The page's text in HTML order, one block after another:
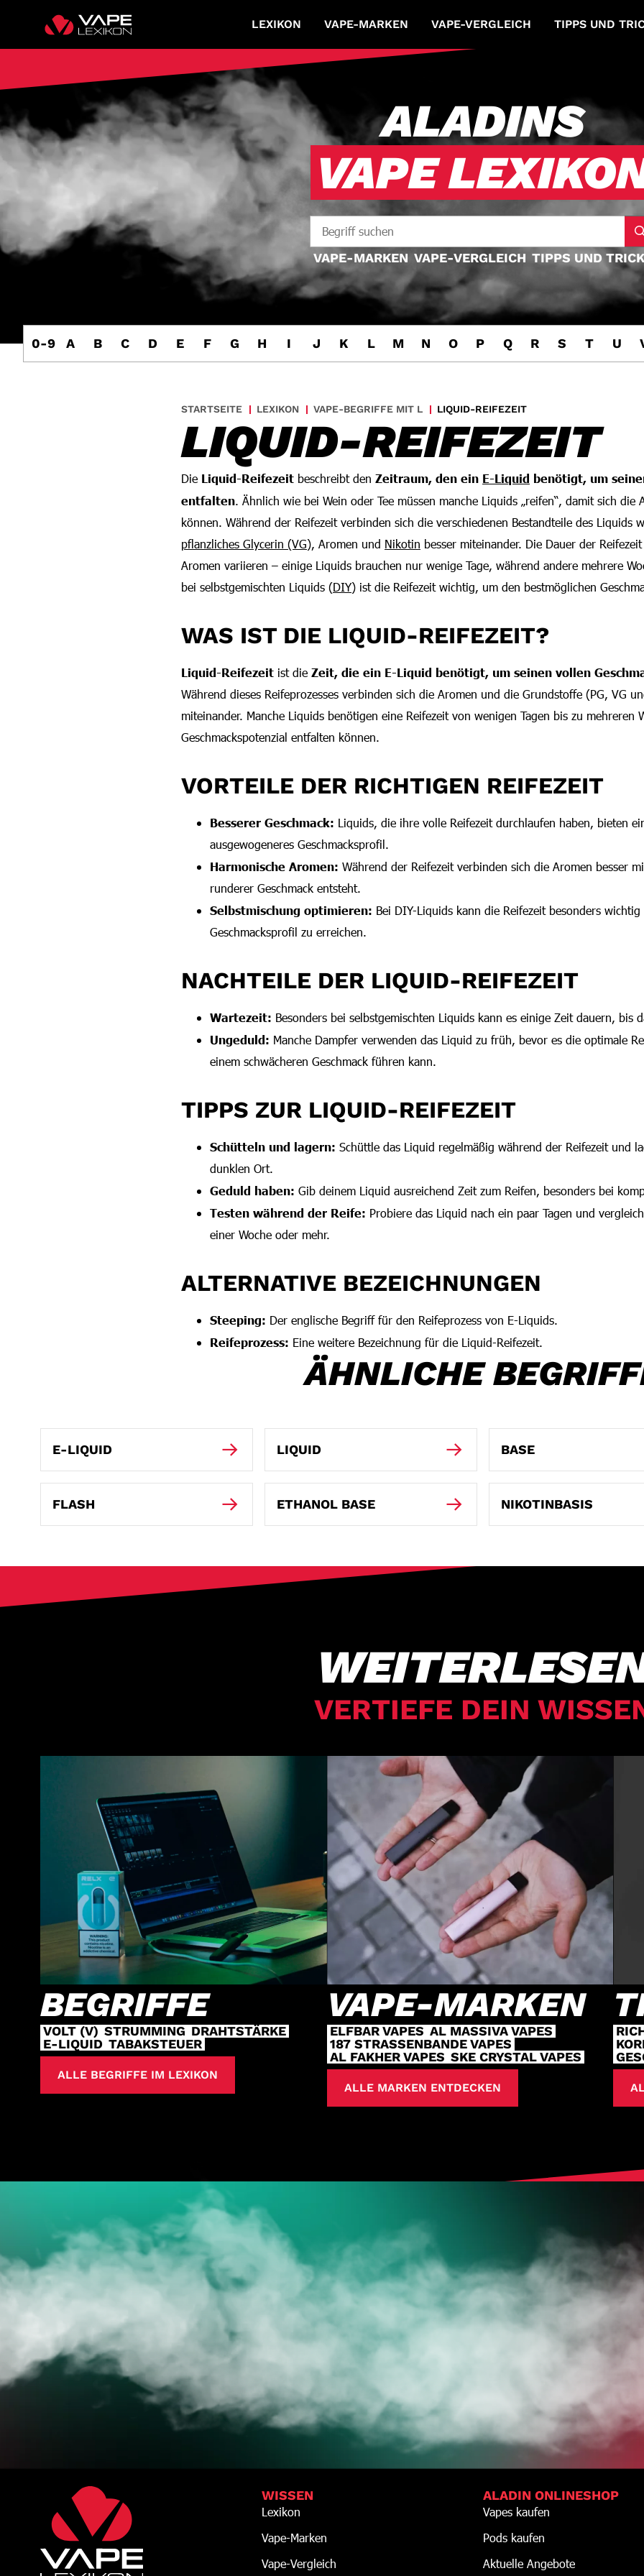
LEXIKON VAPE-MARKEN VAPE-VERGLEICH TIPPS UND
ALADINS
VAPE
VAPE-MARKEN VAPE-VERGLEICH TIPPS UND
0-9 A B C D E F G H I J K L M N O P Q R S T U
STARTSEITE LEXIKON VAPE-BEGRIFFE MIT L LIQUID-REIFEZEIT
LIQUID-REIFEZEIT
Die Liquid-Reifezeit beschreibt den Zeitraum, den ein E-Liquid benötigt, um
entfalten. Ähnlich wie bei Wein oder Tee müssen manche Liquids „reifen“, damit sich
können. Während der Reifezeit verbinden sich die verschiedenen Bestandteile des Liquids
pflanzliches Glycerin (VG), Aromen und Nikotin besser miteinander. Die Dauer der
Aromen variieren – einige Liquids brauchen nur wenige Tage, während andere mehrere
bei selbstgemischten Liquids (DIY) ist die Reifezeit wichtig, um den bestmöglichen
WAS IST DIE LIQUID-REIFEZEIT?
Liquid-Reifezeit ist die Zeit, die ein E-Liquid benötigt, um seinen vollen
Während dieses Reifeprozesses verbinden sich die Aromen und die Grundstoffe (PG, VG
miteinander. Manche Liquids benötigen eine Reifezeit von wenigen Tagen bis zu mehreren
Geschmackspotenzial entfalten können.
VORTEILE DER RICHTIGEN REIFEZEIT
Besserer Geschmack: Liquids, die ihre volle Reifezeit durchlaufen haben, bieten
ausgewogeneres Geschmacksprofil.
Harmonische Aromen: Während der Reifezeit verbinden sich die Aromen besser
runderer Geschmack entsteht.
Selbstmischung optimieren: Bei DIY-Liquids kann die Reifezeit besonders
Geschmacksprofil zu erreichen.
NACHTEILE DER LIQUID-REIFEZEIT
Wartezeit: Besonders bei selbstgemischten Liquids kann es einige Zeit dauern, bis
Ungeduld: Manche Dampfer verwenden das Liquid zu früh, bevor es die optimale
einem schwächeren Geschmack führen kann.
TIPPS ZUR LIQUID-REIFEZEIT
Schütteln und lagern: Schüttle das Liquid regelmäßig während der Reifezeit und
dunklen Ort.
Geduld haben: Gib deinem Liquid ausreichend Zeit zum Reifen, besonders bei
Testen während der Reife: Probiere das Liquid nach ein paar Tagen und
einer Woche oder mehr.
ALTERNATIVE BEZEICHNUNGEN
Steeping: Der englische Begriff für den Reifeprozess von E-Liquids.
Reifeprozess: Eine weitere Bezeichnung für die Liquid-Reifezeit.
ÄHNLICHE
E-LIQUID LIQUID BASE
FLASH ETHANOL BASE NIKOTINBASIS
VERTIEFE DEIN
BEGRIFFE
VOLT (V) STRUMMING DRAHTSTÄRKE
E-LIQUID TABAKSTEUER
ALLE BEGRIFFE IM LEXIKON
VAPE-MARKEN
ELFBAR VAPES AL MASSIVA VAPES
187 STRASSENBANDE VAPES
AL FAKHER VAPES SKE CRYSTAL VAPES
ALLE MARKEN ENTDECKEN
HOL DIR
DEINE VAPES
JETZT ZUM
WISSEN
Lexikon
Vape-Marken
Vape-Vergleich
ALADIN ONLINESHOP
Vapes kaufen
Pods kaufen
Aktuelle Angebote